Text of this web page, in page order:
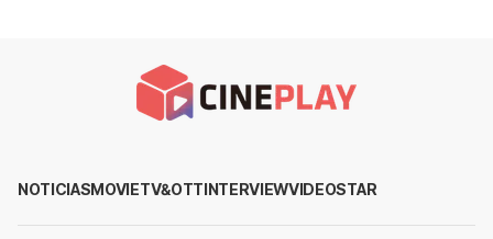
NOTICIASMOVIETV&OTTINTERVIEWVIDEOSTAR